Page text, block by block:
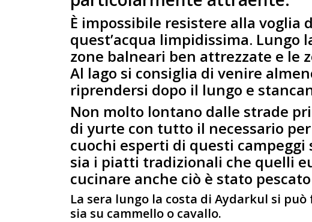
È impossibile resistere alla
quest’acqua limpidissima. Lungo
zone balneari ben attrezzate e le
Al lago si consiglia di venire
riprendersi dopo il lungo e
Non molto lontano dalle strade
di yurte con tutto il necessario
cuochi esperti di questi campeggi
sia i piatti tradizionali che quelli
cucinare anche ciò è stato
La sera lungo la costa di Aydarkul si
sia su cammello o cavallo.